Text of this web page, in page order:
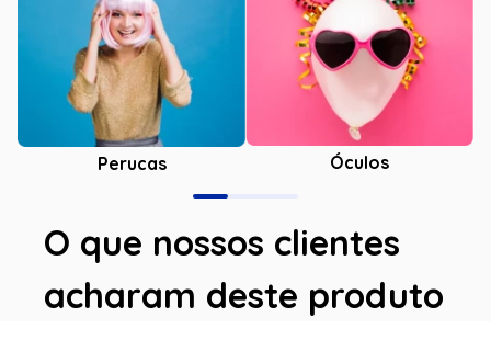
Perucas Óculos
O que nossos clientes
acharam deste produto